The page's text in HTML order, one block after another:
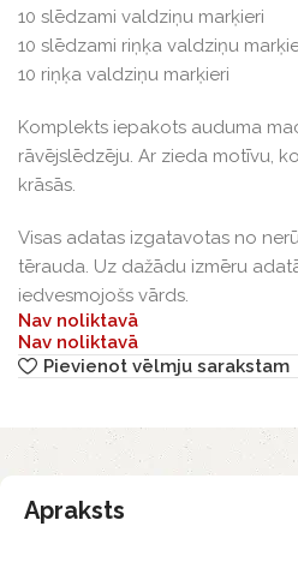
10 slēdzami valdziņu marķieri
10 slēdzami riņķa valdziņu
10 riņķa valdziņu marķieri
Komplekts iepakots auduma
rāvējslēdzēju. Ar zieda motīvu,
krāsās.
Visas adatas izgatavotas no
tērauda. Uz dažādu izmēru
iedvesmojošs vārds.
Nav noliktavā
Nav noliktavā
Pievienot vēlmju sarakstam
Apraksts